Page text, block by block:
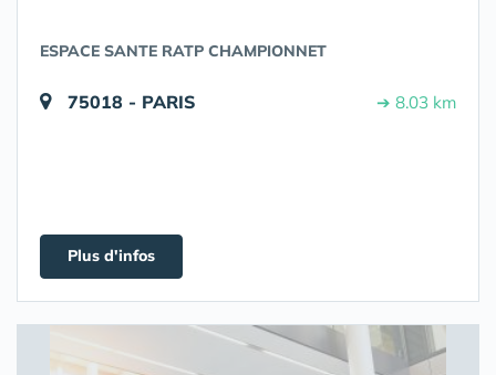
ESPACE SANTE RATP CHAMPIONNET
75018 - PARIS ➔ 8.03 km
Plus d'infos